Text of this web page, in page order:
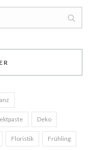
Deko
Floristik Frühling